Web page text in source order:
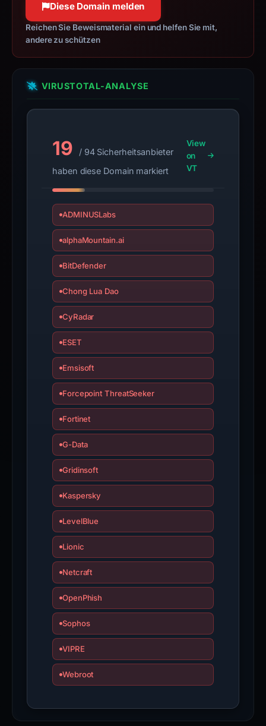
This
time-
bound
not
guarantee.
Avoid
the
domain;
submit
an
appeal
if
the
is
Diese Domain melden
Reichen Sie Beweismaterial ein und helfen Sie mit,
andere zu schützen
VIRUSTOTAL-ANALYSE
19
/ 94 Sicherheitsanbieter
haben diese Domain markiert
View
on
VT
ADMINUSLabs
alphaMountain.ai
BitDefender
Chong Lua Dao
CyRadar
ESET
Emsisoft
Forcepoint ThreatSeeker
Fortinet
G-Data
Gridinsoft
Kaspersky
LevelBlue
Lionic
Netcraft
OpenPhish
Sophos
VIPRE
Webroot